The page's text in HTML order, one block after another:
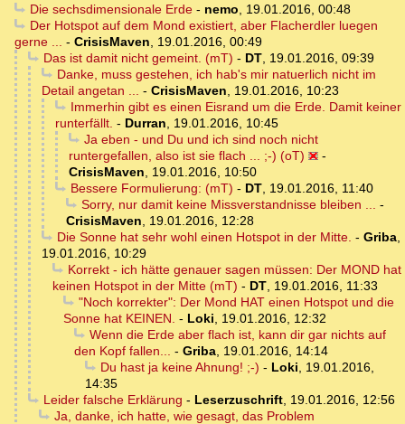
Die sechsdimensionale Erde- nemo
19.01.2016, 00:48
Der Hotspot auf dem Mond existiert, aber Flacherdler luegen
gerne ...
- CrisisMaven
19.01.2016, 00:49
Das ist damit nicht gemeint. (mT) - DT, 19.01.2016, 09:39
Danke, muss gestehen, ich hab's mir natuerlich nicht im
Detail angetan ...
- CrisisMaven
19.01.2016, 10:23
Immerhin gibt es einen Eisrand um die Erde. Damit keiner
runterfällt. - Durran
19.01.2016, 10:45
Ja eben - und Du und ich sind noch nicht
runtergefallen, also ist sie flach ... ;-) (oT)
-
CrisisMaven
19.01.2016, 10:50
Bessere Formulierung: (mT) - DT, 19.01.2016, 11:40
Sorry, nur damit keine Missverstandnisse bleiben ...
-
CrisisMaven
19.01.2016, 12:28
Die Sonne hat sehr wohl einen Hotspot in der Mitte. - Griba,
19.01.2016, 10:29
Korrekt - ich hätte genauer sagen müssen: Der MOND hat
keinen Hotspot in der Mitte (mT) - DT 19.01.2016, 11:33
"Noch korrekter": Der Mond HAT einen Hotspot und die
Sonne hat KEINEN. - Loki
19.01.2016, 12:32
Wenn die Erde aber flach ist, kann dir gar nichts auf
den Kopf fallen...
- Griba 19.01.2016, 14:14
Du hast ja keine Ahnung! ;-) - Loki
19.01.2016,
14:35
Leider falsche Erklärung - Leserzuschrift, 19.01.2016, 12:56
Ja, danke, ich hatte, wie gesagt, das Problem